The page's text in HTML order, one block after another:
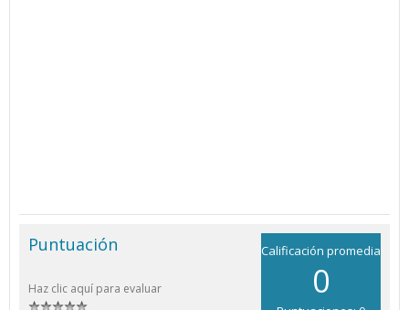
Calificación promedia
0
Puntuación
Haz clic aquí para evaluar